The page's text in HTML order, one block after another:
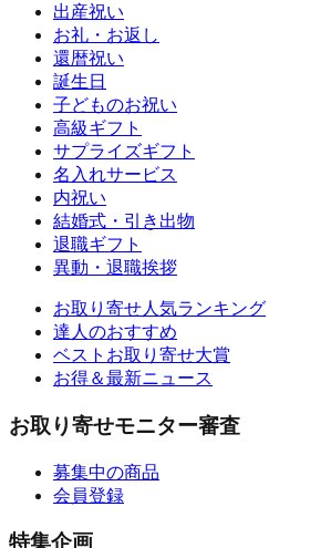
出産祝い
お礼・お返し
還暦祝い
誕生日
子どものお祝い
高級ギフト
サプライズギフト
名入れサービス
内祝い
結婚式・引き出物
退職ギフト
異動・退職挨拶
お取り寄せ人気ランキング
達人のおすすめ
ベストお取り寄せ大賞
お得＆最新ニュース
お取り寄せモニター審査
募集中の商品
会員登録
特集企画